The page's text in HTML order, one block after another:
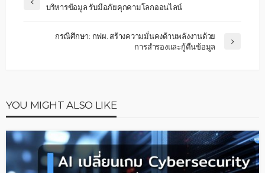
บริหารข้อมูล รับมือภัยคุกคามโลกออนไลน์
กรณีศึกษา: กฟผ. สร้างความมั่นคงด้านพลังงานด้วย
การสำรองและกู้คืนข้อมูล
YOU MIGHT ALSO LIKE